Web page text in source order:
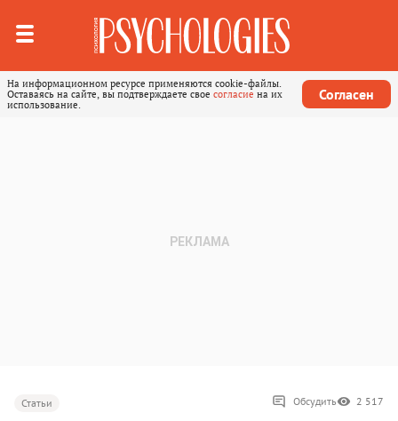
На информационном ресурсе применяются cookie-файлы.
Оставаясь на сайте, вы подтверждаете свое согласие на их
использование.
Согласен
Статьи Обсудить 2 517